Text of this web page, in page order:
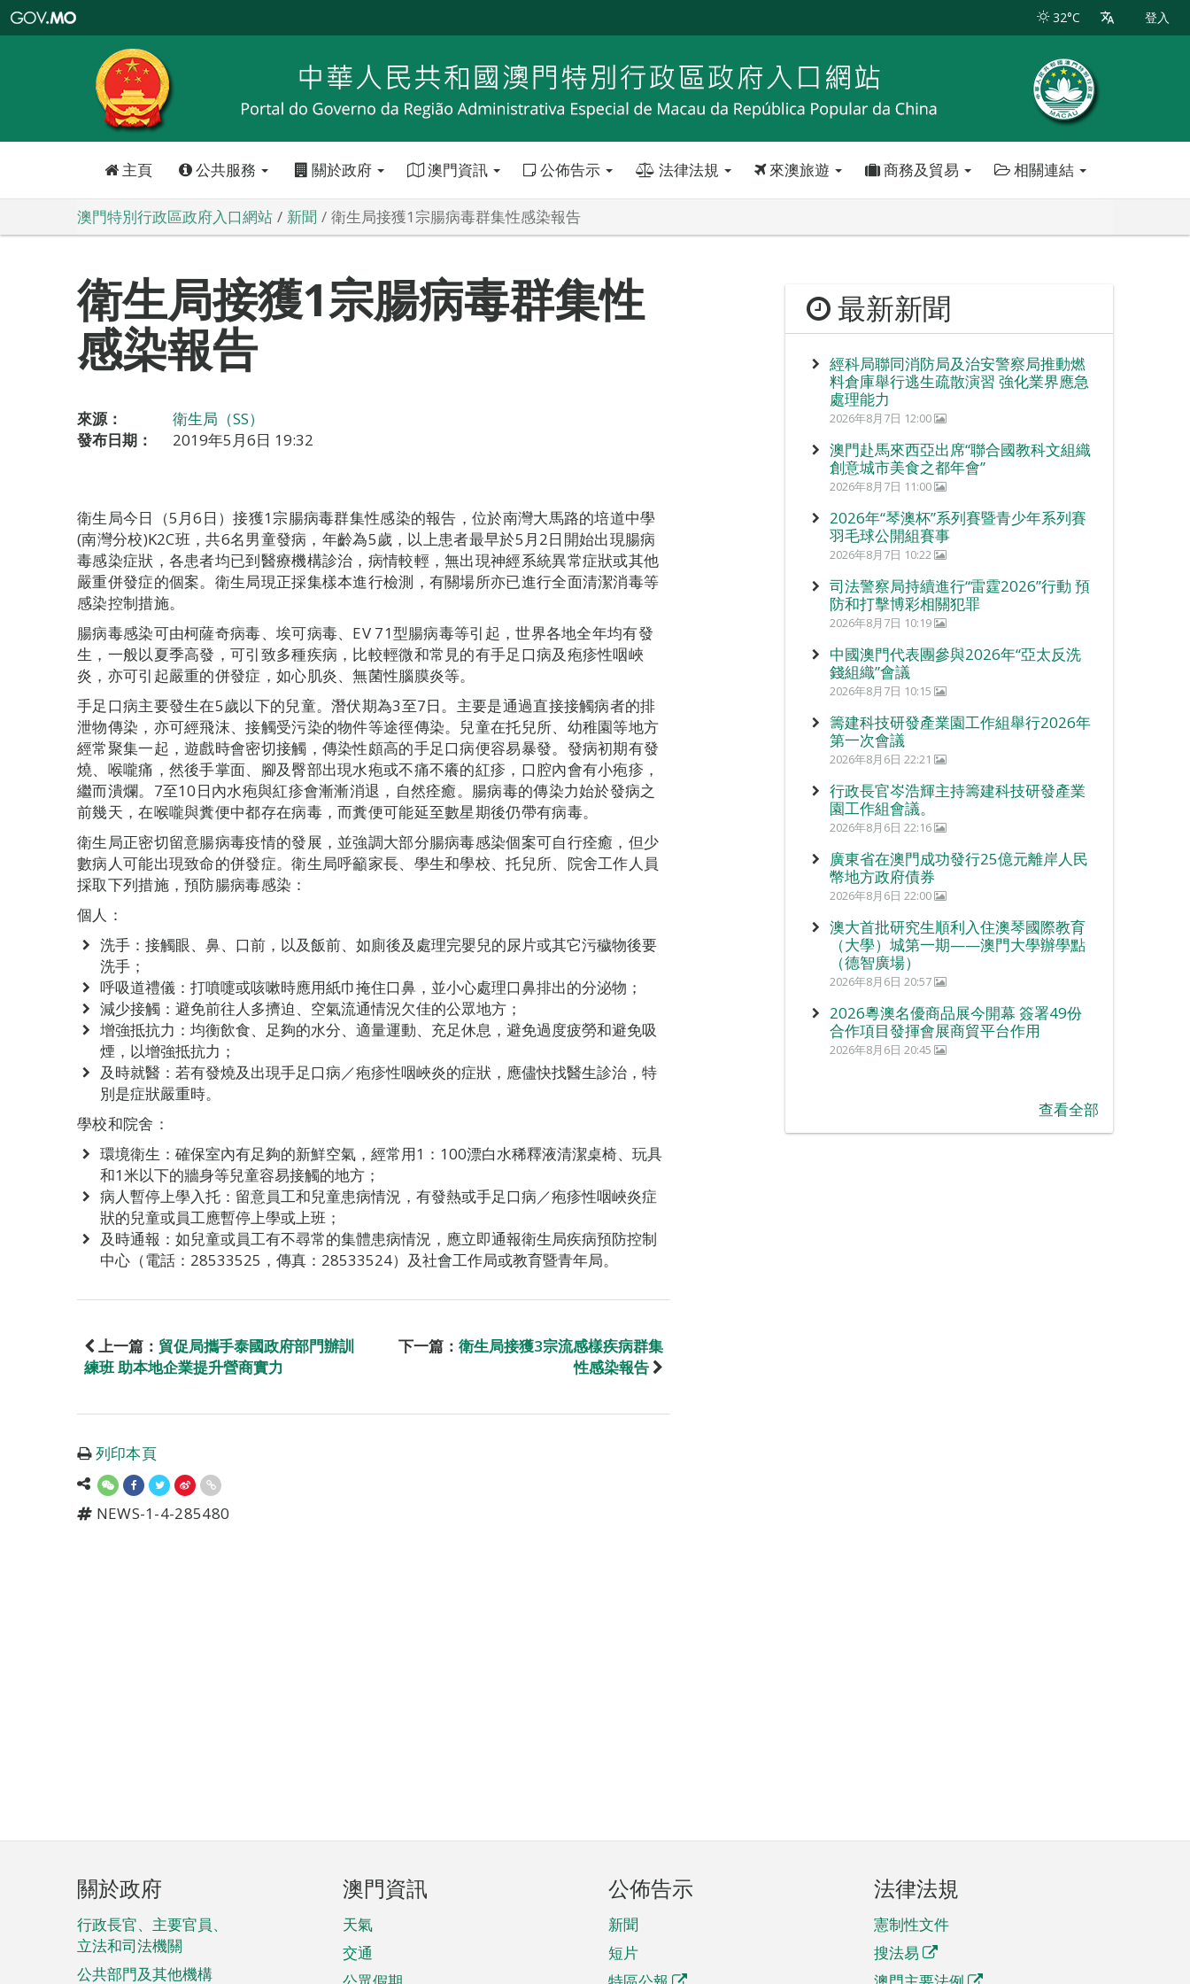
特
政
區
政
口
32°C 登入
主頁 公共服務 關於政府 澳門資訊 公佈告示 法律法規 來澳旅遊 商務及貿易 相關連結
澳門特別行政區政府入口網站 新聞 衛生局接獲1宗腸病毒群集性感染報告
衛生局接獲1宗腸病毒群集性
感染報告
來源：
衛生局（SS）
發布日期：
2019年5月6日 19:32
衛生局今日（5月6日）接獲1宗腸病毒群集性感染的報告，位於南灣大馬路的培道中學
(南灣分校)K2C班，共6名男童發病，年齡為5歲，以上患者最早於5月2日開始出現腸病
毒感染症狀，各患者均已到醫療機構診治，病情較輕，無出現神經系統異常症狀或其他
嚴重併發症的個案。衛生局現正採集樣本進行檢測，有關場所亦已進行全面清潔消毒等
感染控制措施。
腸病毒感染可由柯薩奇病毒、埃可病毒、EV 71型腸病毒等引起，世界各地全年均有發
生，一般以夏季高發，可引致多種疾病，比較輕微和常見的有手足口病及疱疹性咽峽
炎，亦可引起嚴重的併發症，如心肌炎、無菌性腦膜炎等。
手足口病主要發生在5歲以下的兒童。潛伏期為3至7日。主要是通過直接接觸病者的排
泄物傳染，亦可經飛沫、接觸受污染的物件等途徑傳染。兒童在托兒所、幼稚園等地方
經常聚集一起，遊戲時會密切接觸，傳染性頗高的手足口病便容易暴發。發病初期有發
燒、喉嚨痛，然後手掌面、腳及臀部出現水疱或不痛不癢的紅疹，口腔內會有小疱疹，
繼而潰爛。7至10日內水疱與紅疹會漸漸消退，自然痊癒。腸病毒的傳染力始於發病之
前幾天，在喉嚨與糞便中都存在病毒，而糞便可能延至數星期後仍帶有病毒。
衛生局正密切留意腸病毒疫情的發展，並強調大部分腸病毒感染個案可自行痊癒，但少
數病人可能出現致命的併發症。衛生局呼籲家長、學生和學校、托兒所、院舍工作人員
採取下列措施，預防腸病毒感染：
個人：
洗手：接觸眼、鼻、口前，以及飯前、如廁後及處理完嬰兒的尿片或其它污穢物後要
洗手；
呼吸道禮儀：打噴嚏或咳嗽時應用紙巾掩住口鼻，並小心處理口鼻排出的分泌物；
減少接觸：避免前往人多擠迫、空氣流通情況欠佳的公眾地方；
增強抵抗力：均衡飲食、足夠的水分、適量運動、充足休息，避免過度疲勞和避免吸
煙，以增強抵抗力；
及時就醫：若有發燒及出現手足口病／疱疹性咽峽炎的症狀，應儘快找醫生診治，特
別是症狀嚴重時。
學校和院舍：
環境衛生：確保室內有足夠的新鮮空氣，經常用1：100漂白水稀釋液清潔桌椅、玩具
和1米以下的牆身等兒童容易接觸的地方；
病人暫停上學入托：留意員工和兒童患病情況，有發熱或手足口病／疱疹性咽峽炎症
狀的兒童或員工應暫停上學或上班；
及時通報：如兒童或員工有不尋常的集體患病情況，應立即通報衛生局疾病預防控制
中心（電話：28533525，傳真：28533524）及社會工作局或教育暨青年局。
上一篇： 貿促局攜手泰國政府部門辦訓
練班 助本地企業提升營商實力
下一篇： 衛生局接獲3宗流感樣疾病群集
性感染報告
列印本頁
NEWS-1-4-285480
最新新聞
經科局聯同消防局及治安警察局推動燃
料倉庫舉行逃生疏散演習 強化業界應急
處理能力
2026年8月7日 12:00
澳門赴馬來西亞出席“聯合國教科文組織
創意城市美食之都年會”
2026年8月7日 11:00
2026年“琴澳杯”系列賽暨青少年系列賽
羽毛球公開組賽事
2026年8月7日 10:22
司法警察局持續進行“雷霆2026”行動 預
防和打擊博彩相關犯罪
2026年8月7日 10:19
中國澳門代表團參與2026年“亞太反洗
錢組織”會議
2026年8月7日 10:15
籌建科技研發產業園工作組舉行2026年
第一次會議
2026年8月6日 22:21
行政長官岑浩輝主持籌建科技研發產業
園工作組會議。
2026年8月6日 22:16
廣東省在澳門成功發行25億元離岸人民
幣地方政府債券
2026年8月6日 22:00
澳大首批研究生順利入住澳琴國際教育
（大學）城第一期——澳門大學辦學點
（德智廣場）
2026年8月6日 20:57
2026粵澳名優商品展今開幕 簽署49份
合作項目發揮會展商貿平台作用
2026年8月6日 20:45
查看全部
頁
腳
菜
單
關於政府
行政長官、主要官員、
立法和司法機關
公共部門及其他機構
澳門資訊
天氣
交通
公佈告示
新聞
短片
法律法規
憲制性文件
搜法易